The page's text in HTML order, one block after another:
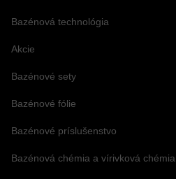
Bazénová technológia
Akcie
Bazénové sety
Bazénové fólie
Bazénové príslušenstvo
Bazénová chémia a vírivková chémia